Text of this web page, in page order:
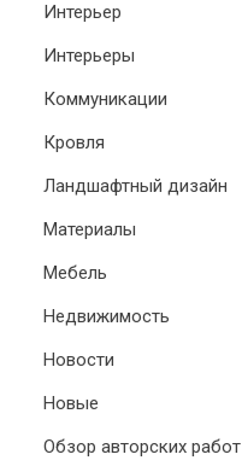
Интерьер
Интерьеры
Коммуникации
Кровля
Ландшафтный дизайн
Материалы
Мебель
Недвижимость
Новости
Новые
Обзор авторских работ